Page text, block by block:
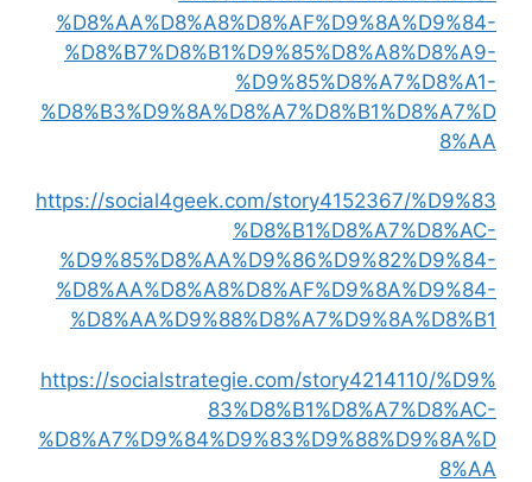
%D8%AA%D8%A8%D8%AF%D9%8A%D9%84-
%D8%B7%D8%B1%D9%85%D8%A8%D8%A9-
%D9%85%D8%A7%D8%A1-
%D8%B3%D9%8A%D8%A7%D8%B1%D8%A7%D
8%AA
https://social4geek.com/story4152367/%D9%83
%D8%B1%D8%A7%D8%AC-
%D9%85%D8%AA%D9%86%D9%82%D9%84-
%D8%AA%D8%A8%D8%AF%D9%8A%D9%84-
%D8%AA%D9%88%D8%A7%D9%8A%D8%B1
https://socialstrategie.com/story4214110/%D9%
83%D8%B1%D8%A7%D8%AC-
%D8%A7%D9%84%D9%83%D9%88%D9%8A%D
8%AA